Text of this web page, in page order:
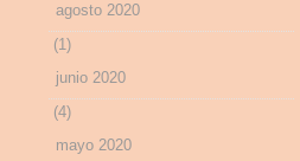
agosto 2020
(1)
junio 2020
(4)
mayo 2020